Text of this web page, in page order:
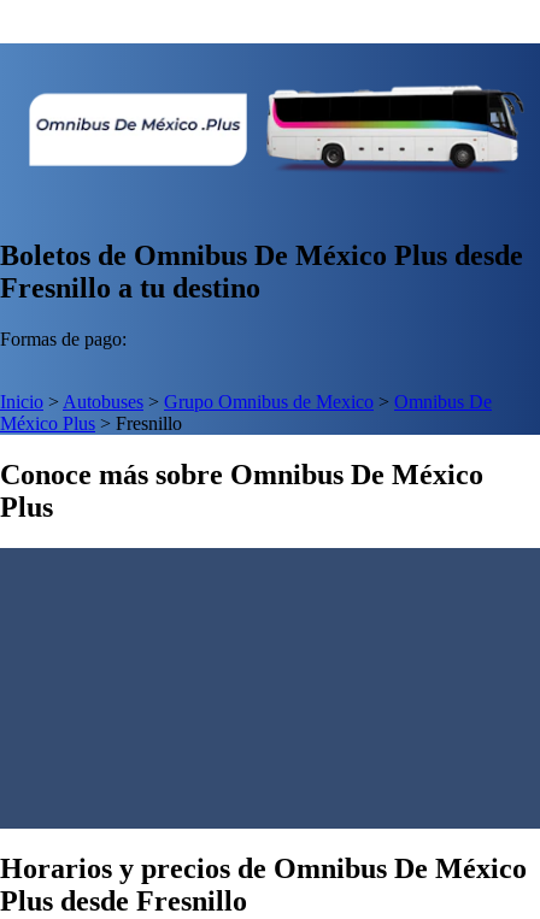
Boletos de Omnibus De México Plus desde
Fresnillo a tu destino
Formas de pago:
Inicio > Autobuses > Grupo Omnibus de Mexico > Omnibus De
México Plus > Fresnillo
Conoce más sobre Omnibus De México
Plus
Horarios y precios de Omnibus De México
Plus desde Fresnillo